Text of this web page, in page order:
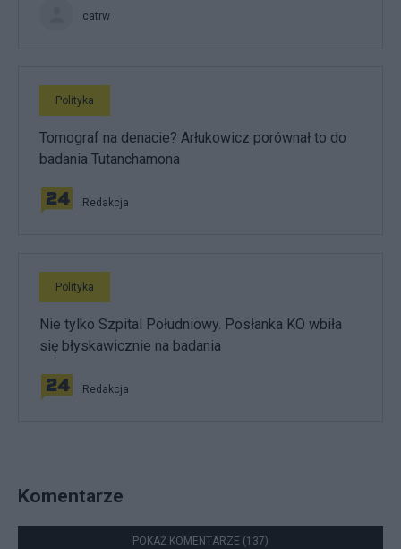
catrw
Polityka
Tomograf na denacie? Arłukowicz porównał to do
badania Tutanchamona
Redakcja
Polityka
Nie tylko Szpital Południowy. Posłanka KO wbiła
się błyskawicznie na badania
Redakcja
Komentarze
POKAŻ KOMENTARZE (137)